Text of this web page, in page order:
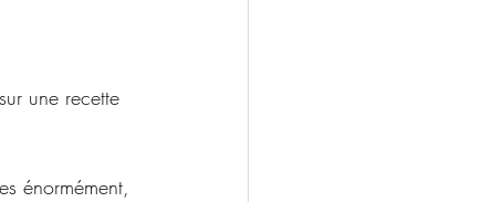
une recette
énormément,